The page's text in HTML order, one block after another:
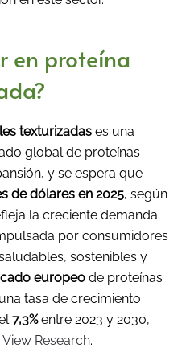
en proteína
texturizadas es una
global de proteínas
y se espera que
de dólares en 2025, según
la creciente demanda
por consumidores
sostenibles y
europeo de proteínas
tasa de crecimiento
7,3%entre 2023 y 2030,
View Research.